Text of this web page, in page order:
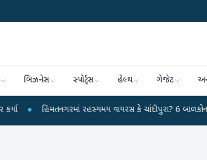
બિઝનેસ સ્પોર્ટ્સ હેલ્થ ગેજેટ
હિંમતનગરમાં રહસ્યમય વાયરસ કે ચાંદીપુરા? 6 બાળકોના મોતથી